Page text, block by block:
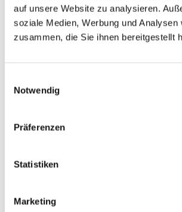
auf unsere Website zu analysieren.
soziale Medien, Werbung und
zusammen, die Sie ihnen bereitgestellt
Notwendig
Präferenzen
Statistiken
Marketing